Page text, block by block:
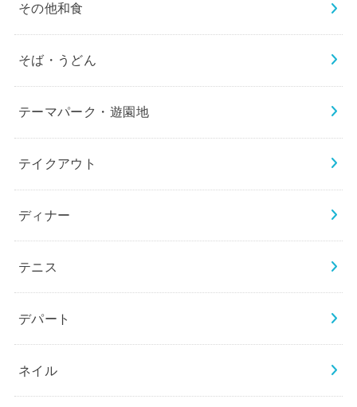
その他和食
そば・うどん
テーマパーク・遊園地
テイクアウト
ディナー
テニス
デパート
ネイル